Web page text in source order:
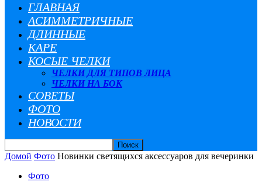
ГЛАВНАЯ
АСИММЕТРИЧНЫЕ
ДЛИННЫЕ
КАРЕ
КОСЫЕ ЧЕЛКИ
ЧЕЛКИ ДЛЯ ТИПОВ ЛИЦА
ЧЕЛКИ НА БОК
СОВЕТЫ
ФОТО
НОВОСТИ
Домой Фото Новинки светящихся аксессуаров для вечеринки
Фото